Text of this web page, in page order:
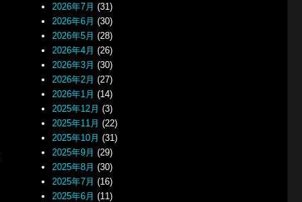
2026年7月 (31)
2026年6月 (30)
2026年5月 (28)
2026年4月 (26)
2026年3月 (30)
2026年2月 (27)
2026年1月 (14)
2025年12月 (3)
2025年11月 (22)
2025年10月 (31)
2025年9月 (29)
2025年8月 (30)
2025年7月 (16)
2025年6月 (11)